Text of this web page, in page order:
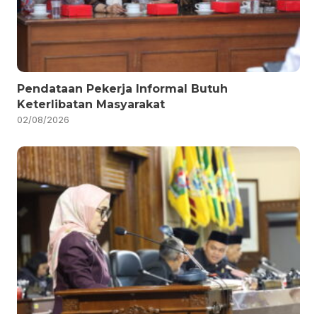
Pendataan Pekerja Informal Butuh
Keterlibatan Masyarakat
02/08/2026